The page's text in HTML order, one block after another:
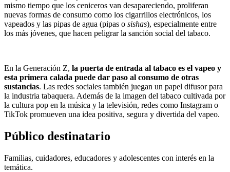
mismo tiempo que los ceniceros van desapareciendo, proliferan
nuevas formas de consumo como los cigarrillos electrónicos, los
vapeados y las pipas de agua (pipas o sishas), especialmente entre
los más jóvenes, que hacen peligrar la sanción social del tabaco.
En la Generación Z, la puerta de entrada al tabaco es el vapeo y
esta primera calada puede dar paso al consumo de otras
sustancias. Las redes sociales también juegan un papel difusor para
la industria tabaquera. Además de la imagen del tabaco cultivada por
la cultura pop en la música y la televisión, redes como Instagram o
TikTok promueven una idea positiva, segura y divertida del vapeo.
Público destinatario
Familias, cuidadores, educadores y adolescentes con interés ​​en la
temática.